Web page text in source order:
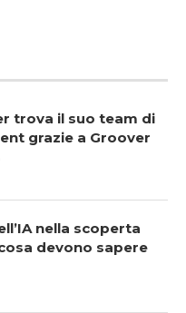
trova il suo team di
grazie a Groover
nella scoperta
devono sapere